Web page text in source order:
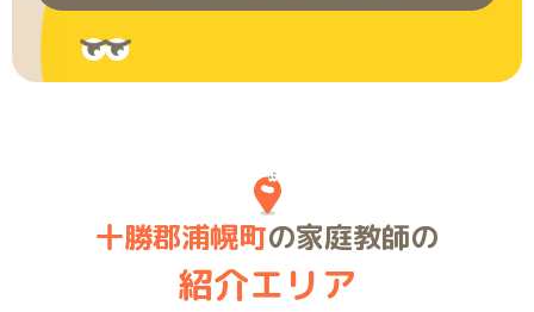
十勝郡浦幌町の家庭教師の
紹介エリア